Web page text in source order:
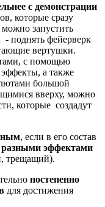
с демонстрации
которые сразу
запустить
поднять фейерверк
вертушки.
с помощью
а также
большой
вверху, можно
которые создадут
, если в его состав
разными эффектами
трещащий).
постепенно
для достижения